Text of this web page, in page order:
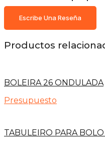
Escribe Una Reseña
Productos
BOLEIRA 26 ONDULADA
Presupuesto
TABULEIRO PARA